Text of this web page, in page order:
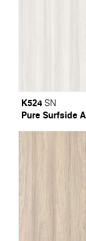
K524 SN
Pure Surfside